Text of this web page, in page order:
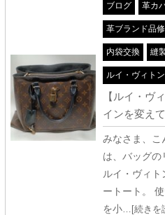
ブログ 革カ
革ブランド品
内袋交換 縫
ルイ・ヴィト
【ルイ・ヴ
インを変え
みなさま、
は、バッグの
ルイ・ヴィ
ートート。
を小…[続きを